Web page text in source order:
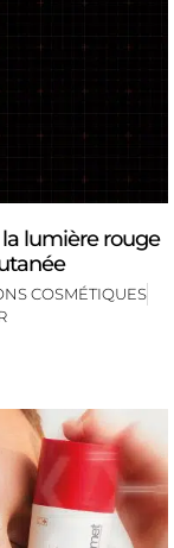
lumière rouge
COSMÉTIQUES